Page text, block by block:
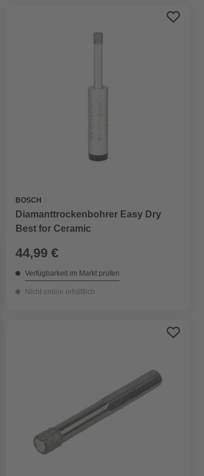
BOSCH
Diamanttrockenbohrer Easy Dry
Best for Ceramic
44,99 €
Verfügbarkeit im Markt prüfen
Nicht online erhältlich